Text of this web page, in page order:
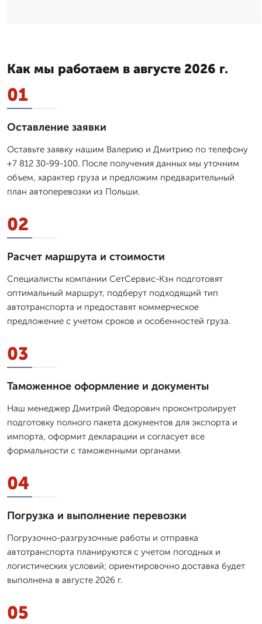
Как мы работаем в августе 2026 г.
01
Оставление заявки
Оставьте заявку нашим Валерию и Дмитрию по телефону
+7 812 30-99-100. После получения данных мы уточним
объем, характер груза и предложим предварительный
план автоперевозки из Польши.
02
Расчет маршрута и стоимости
Специалисты компании СетСервис-Кзн подготовят
оптимальный маршрут, подберут подходящий тип
автотранспорта и предоставят коммерческое
предложение с учетом сроков и особенностей груза.
03
Таможенное оформление и документы
Наш менеджер Дмитpий Федорович проконтролирует
подготовку полного пакета документов для экспорта и
импорта, оформит декларации и согласует все
формальности с таможенными органами.
04
Погрузка и выполнение перевозки
Погрузочно-разгрузочные работы и отправка
автотранспорта планируются с учетом погодных и
логистических условий; ориентировочно доставка будет
выполнена в августе 2026 г.
05